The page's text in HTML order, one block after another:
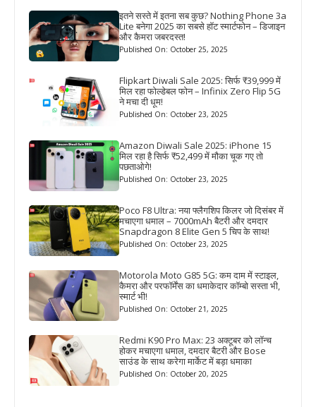
इतने सस्ते में इतना सब कुछ? Nothing Phone 3a
Lite बनेगा 2025 का सबसे हॉट स्मार्टफोन – डिजाइन
और कैमरा जबरदस्त!
Published On: October 25, 2025
Flipkart Diwali Sale 2025: सिर्फ ₹39,999 में
मिल रहा फोल्डेबल फोन – Infinix Zero Flip 5G
ने मचा दी धूम!
Published On: October 23, 2025
Amazon Diwali Sale 2025: iPhone 15
मिल रहा है सिर्फ ₹52,499 में मौका चूक गए तो
पछताओगे!
Published On: October 23, 2025
Poco F8 Ultra: नया फ्लैगशिप किलर जो दिसंबर में
मचाएगा धमाल – 7000mAh बैटरी और दमदार
Snapdragon 8 Elite Gen 5 चिप के साथ!
Published On: October 23, 2025
Motorola Moto G85 5G: कम दाम में स्टाइल,
कैमरा और परफॉर्मेंस का धमाकेदार कॉम्बो सस्ता भी,
स्मार्ट भी!
Published On: October 21, 2025
Redmi K90 Pro Max: 23 अक्टूबर को लॉन्च
होकर मचाएगा धमाल, दमदार बैटरी और Bose
साउंड के साथ करेगा मार्केट में बड़ा धमाका
Published On: October 20, 2025